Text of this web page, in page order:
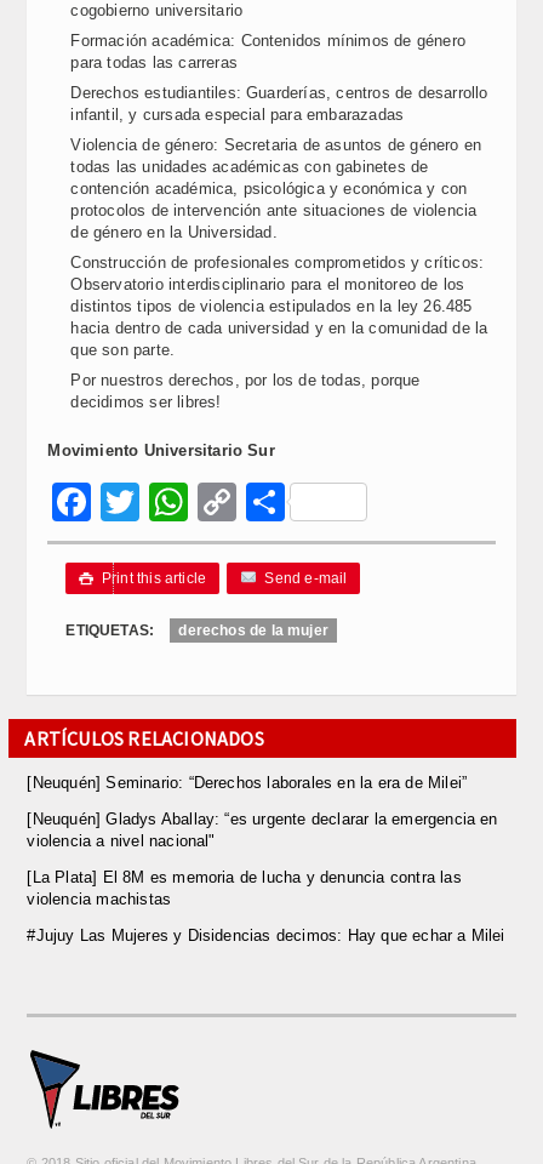
cogobierno universitario
Formación académica: Contenidos mínimos de género
para todas las carreras
Derechos estudiantiles: Guarderías, centros de desarrollo
infantil, y cursada especial para embarazadas
Violencia de género: Secretaria de asuntos de género en
todas las unidades académicas con gabinetes de
contención académica, psicológica y económica y con
protocolos de intervención ante situaciones de violencia
de género en la Universidad.
Construcción de profesionales comprometidos y críticos:
Observatorio interdisciplinario para el monitoreo de los
distintos tipos de violencia estipulados en la ley 26.485
hacia dentro de cada universidad y en la comunidad de la
que son parte.
Por nuestros derechos, por los de todas, porque
decidimos ser libres!
Movimiento Universitario Sur
Facebook
Twitter
WhatsApp
Copy
Link
Compartir
 Print this article Send e-mail
ETIQUETAS: derechos de la mujer
ARTÍCULOS RELACIONADOS
[Neuquén] Seminario: “Derechos laborales en la era de Milei”
[Neuquén] Gladys Aballay: “es urgente declarar la emergencia en
violencia a nivel nacional"
[La Plata] El 8M es memoria de lucha y denuncia contra las
violencia machistas
#Jujuy Las Mujeres y Disidencias decimos: Hay que echar a Milei